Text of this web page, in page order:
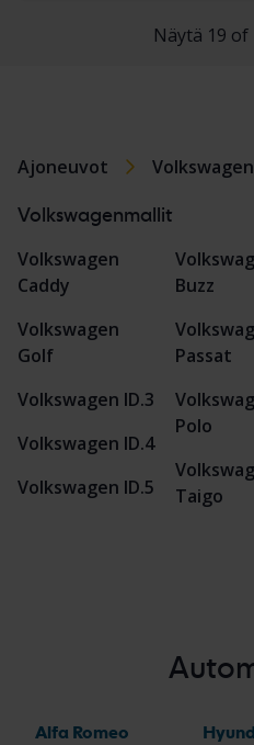
Näytä 19 of
Ajoneuvot Volkswagen
Volkswagenmallit
Volkswagen
Caddy
Volkswagen
Golf
Volkswagen ID.3
Volkswagen ID.4
Volkswagen ID.5
Buzz
Passat
Polo
Taigo
Alfa Romeo